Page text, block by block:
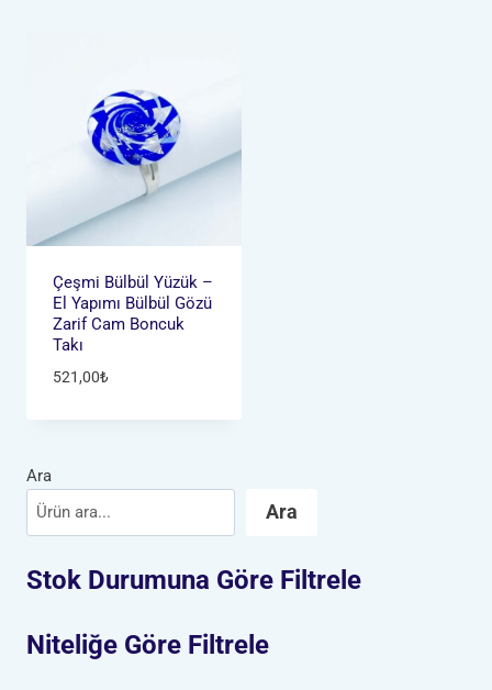
Çeşmi Bülbül Yüzük –
El Yapımı Bülbül Gözü
Zarif Cam Boncuk
Takı
521,00₺
Ara
Ara
Stok Durumuna Göre Filtrele
Niteliğe Göre Filtrele